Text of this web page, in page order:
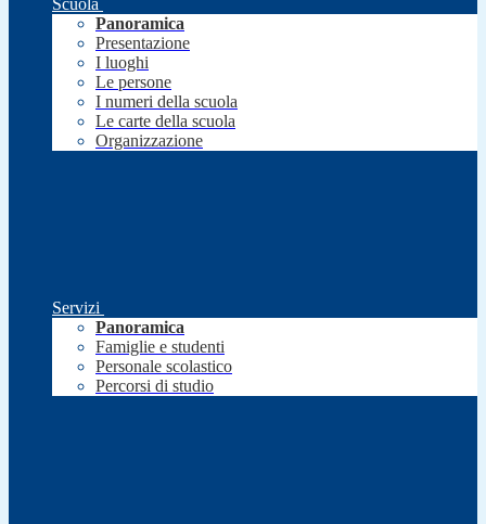
Scuola
Panoramica
Presentazione
I luoghi
Le persone
I numeri della scuola
Le carte della scuola
Organizzazione
Servizi
Panoramica
Famiglie e studenti
Personale scolastico
Percorsi di studio